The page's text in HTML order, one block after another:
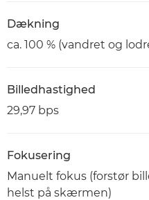
Dækning
ca. 100 % (vandret og
Billedhastighed
29,97 bps
Fokusering
Manuelt fokus (forstør
helst på skærmen)